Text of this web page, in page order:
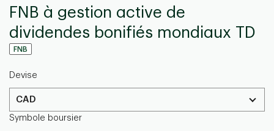
FNB à gestion active de
dividendes bonifiés mondiaux TD
FNB
Devise
CAD
Symbole boursier